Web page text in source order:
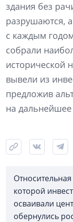
здания без
разрушаются,
с каждым
собрали
исторической
вывели из
предложив
на
которой
осваивали
обернулись